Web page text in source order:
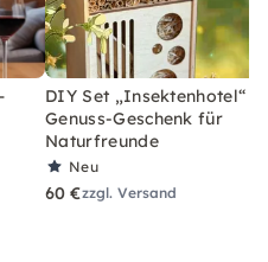
DIY Set „Insektenhotel“ –
Genuss-Geschenk für
Naturfreunde
Neu
60 €zzgl. Versand